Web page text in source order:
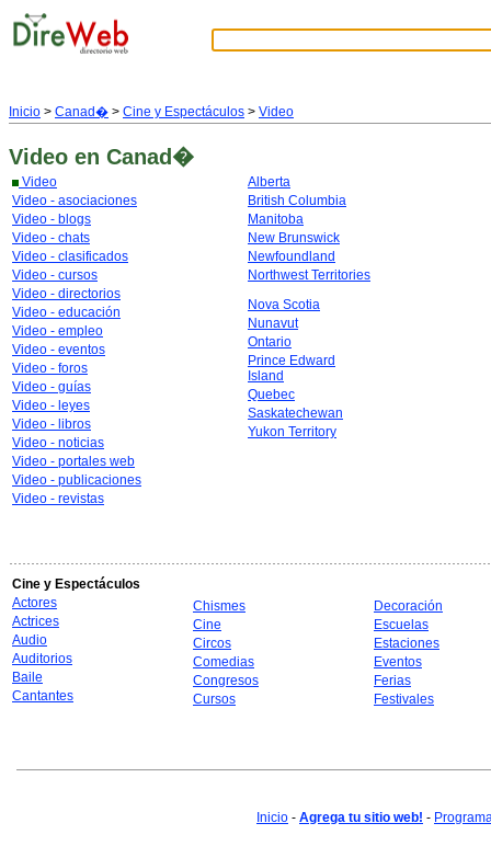
Inicio > Canad� > Cine y Espectáculos > Video
Video en Canad�
Video
Video - asociaciones
Video - blogs
Video - chats
Video - clasificados
Video - cursos
Video - directorios
Video - educación
Video - empleo
Video - eventos
Video - foros
Video - guías
Video - leyes
Video - libros
Video - noticias
Video - portales web
Video - publicaciones
Video - revistas
Alberta
British Columbia
Manitoba
New Brunswick
Newfoundland
Northwest Territories
Nova Scotia
Nunavut
Ontario
Prince Edward
Island
Quebec
Saskatechewan
Yukon Territory
Cine y Espectáculos
Actores
Actrices
Audio
Auditorios
Baile
Cantantes
Chismes
Cine
Circos
Comedias
Congresos
Cursos
Decoración
Escuelas
Estaciones
Eventos
Ferias
Festivales
Inicio - Agrega tu sitio web! -